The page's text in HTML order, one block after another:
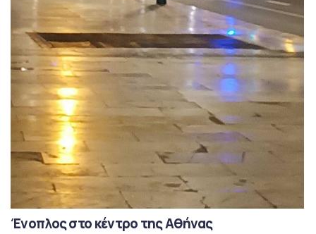
Ένοπλος στο κέντρο της Αθήνας